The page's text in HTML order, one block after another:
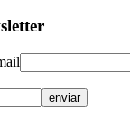
enviar